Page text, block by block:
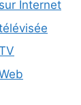
Internet